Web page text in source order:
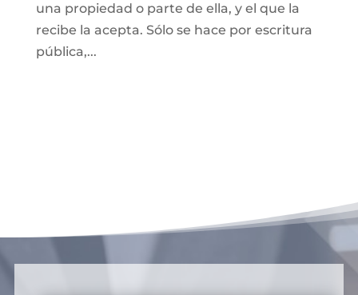
una propiedad o parte de ella, y el que la
recibe la acepta. Sólo se hace por escritura
pública,...